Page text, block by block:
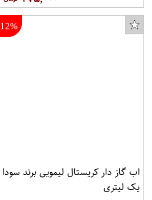
12%
اب گاز دار کریستال لیمویی برند سودا
یک لیتری